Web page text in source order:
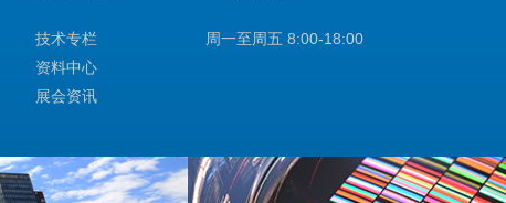
技术专栏
资料中心
展会资讯
周一至周五 8:00-18:00